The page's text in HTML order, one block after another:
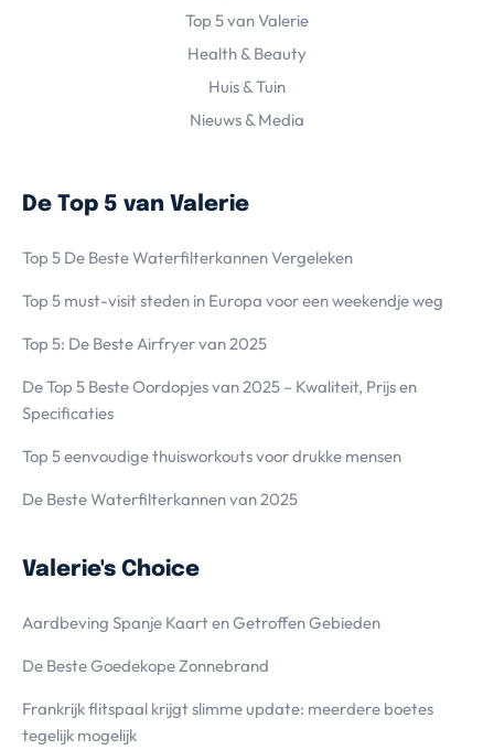
Top 5 van Valerie
Health & Beauty
Huis & Tuin
Nieuws & Media
De Top 5 van Valerie
Top 5 De Beste Waterfilterkannen Vergeleken
Top 5 must-visit steden in Europa voor een weekendje weg
Top 5: De Beste Airfryer van 2025
De Top 5 Beste Oordopjes van 2025 – Kwaliteit, Prijs en
Specificaties
Top 5 eenvoudige thuisworkouts voor drukke mensen
De Beste Waterfilterkannen van 2025
Valerie's Choice
Aardbeving Spanje Kaart en Getroffen Gebieden
De Beste Goedekope Zonnebrand
Frankrijk flitspaal krijgt slimme update: meerdere boetes
tegelijk mogelijk